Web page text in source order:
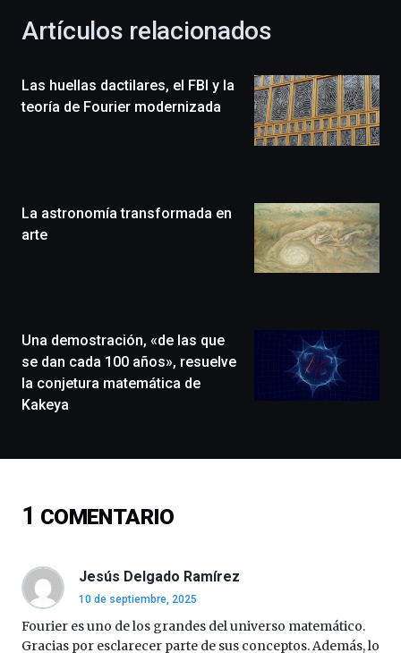
celebración
novena
edición
un
festival
monólogos,
exposiciones,
docufórums
y
ciencia
de
de
octubre.
La
iniciativa,
Artículos relacionados
Las huellas dactilares, el FBI y la
teoría de Fourier modernizada
La astronomía transformada en
arte
Una demostración, «de las que
se dan cada 100 años», resuelve
la conjetura matemática de
Kakeya
1 COMENTARIO
Jesús Delgado Ramírez
10 de septiembre, 2025
Fourier es uno de los grandes del universo matemático.
Gracias por esclarecer parte de sus conceptos. Además, lo